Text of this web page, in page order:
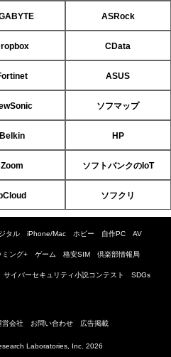
ASRock
CData
ASUS
ソフマップ
Belkin HP
Zoom ソフトバンクのIoT
ソフクリ
タル iPhone/Mac ホビー 自作PC AV
ミング+ ゲーム 格安SIM 倶楽部情報局
サイバーセキュリティ小説コンテスト SDGs
営会社 お問い合わせ 広告掲載
Laboratories, Inc. 2026